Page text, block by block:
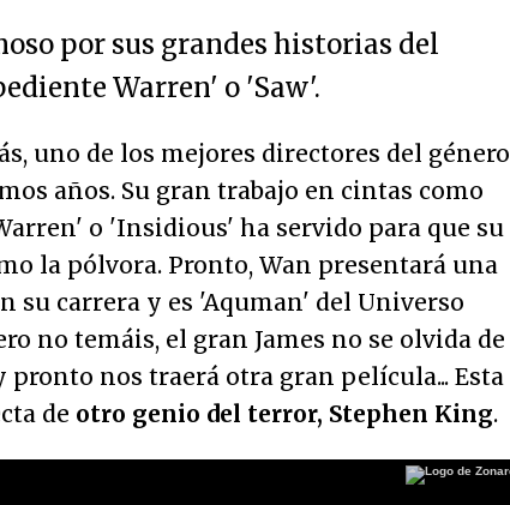
por sus grandes historias del
Warren' o 'Saw'.
uno de los mejores directores del género
años. Su gran trabajo en cintas como
o 'Insidious' ha servido para que su
la pólvora. Pronto, Wan presentará una
su carrera y es 'Aquman' del Universo
no temáis, el gran James no se olvida de
pronto nos traerá otra gran película... Esta
de otro genio del terror, Stephen King.